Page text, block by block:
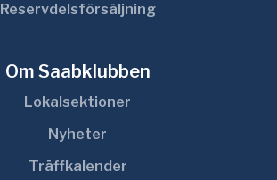
Reservdelsförsäljning
Om Saabklubben
Lokalsektioner
Nyheter
Träffkalender